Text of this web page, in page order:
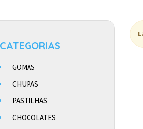
CATEGORIAS
GOMAS
CHUPAS
PASTILHAS
CHOCOLATES